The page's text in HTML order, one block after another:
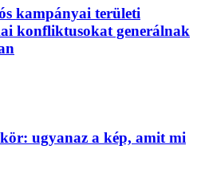
kampányai területi
konfliktusokat generálnak
ugyanaz a kép, amit mi